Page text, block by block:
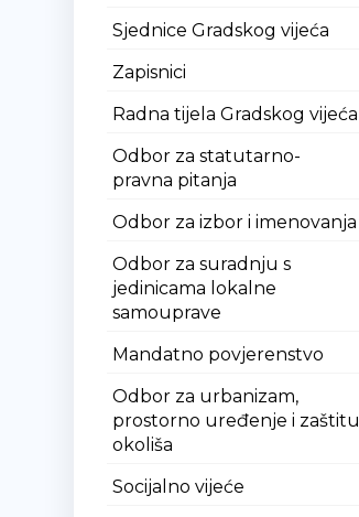
Sjednice Gradskog vijeća
Zapisnici
Radna tijela Gradskog vijeća
Odbor za statutarno-
pravna pitanja
Odbor za izbor i imenovanja
Odbor za suradnju s
jedinicama lokalne
samouprave
Mandatno povjerenstvo
Odbor za urbanizam,
prostorno uređenje i zaštitu
okoliša
Socijalno vijeće